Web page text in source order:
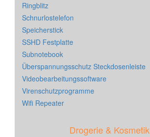
Ringblitz
Schnurlostelefon
Speicherstick
SSHD Festplatte
Subnotebook
Überspannungsschutz Steckdosenleiste
Videobearbeitungssoftware
Virenschutzprogramme
Wifi Repeater
Drogerie & Kosmetik